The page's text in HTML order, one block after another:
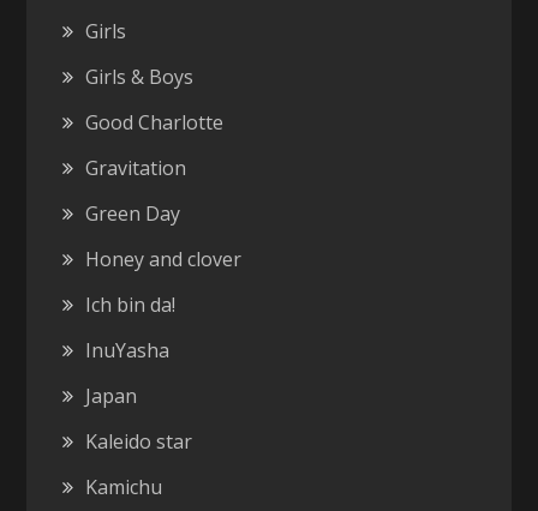
Girls
Girls & Boys
Good Charlotte
Gravitation
Green Day
Honey and clover
Ich bin da!
InuYasha
Japan
Kaleido star
Kamichu